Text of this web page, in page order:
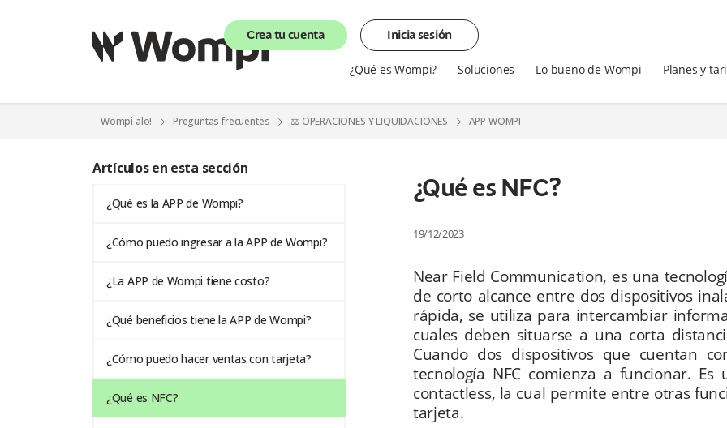
Crea tu cuenta Inicia sesión
¿Qué es Wompi? Soluciones Lo bueno de Wompi Planes y
Wompi alo! Preguntas frecuentes ⚖️ OPERACIONES Y LIQUIDACIONES APP WOMPI
Artículos en esta sección
¿Qué es la APP de Wompi?
¿Cómo puedo ingresar a la APP de Wompi?
¿La APP de Wompi tiene costo?
¿Qué beneficios tiene la APP de Wompi?
¿Cómo puedo hacer ventas con tarjeta?
¿Qué es NFC?
¿Qué es NFC?
19/12/2023
Near Field Communication, es una
de corto alcance entre dos dispositivos
rápida, se utiliza para intercambiar
cuales deben situarse a una corta
Cuando dos dispositivos que cuentan
tecnología NFC comienza a funcionar.
contactless, la cual permite entre otras
tarjeta.